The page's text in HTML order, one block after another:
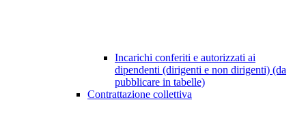
Incarichi conferiti e autorizzati ai
dipendenti (dirigenti e non dirigenti) (da
pubblicare in tabelle)
Contrattazione collettiva